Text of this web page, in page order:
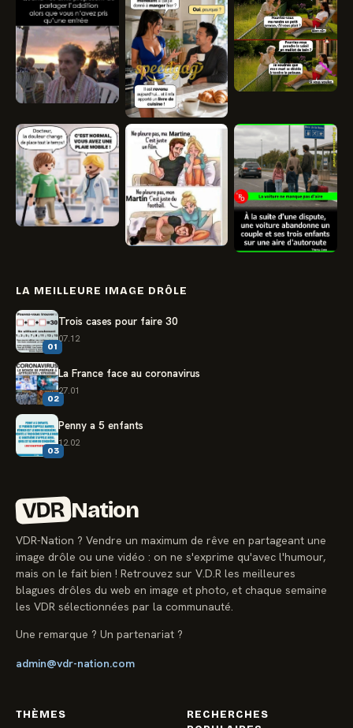
LA MEILLEURE IMAGE DRÔLE
01
Trois cases pour faire 30
07.12
02
La France face au coronavirus
27.01
03
Penny a 5 enfants
12.02
VDR Nation
VDR-Nation ? Vendre un maximum de rêve en partageant une
image drôle ou une vidéo : on ne s'exprime qu'avec l'humour,
mais on le fait bien ! Retrouvez sur V.D.R les meilleures
blagues drôles du web en image et photo, et chaque semaine
les VDR sélectionnées par la communauté.
Une remarque ? Un partenariat ?
admin@vdr-nation.com
THÈMES
RECHERCHES